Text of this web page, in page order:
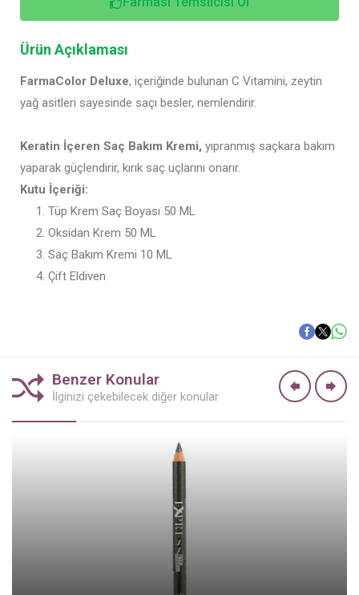
Ürün Açıklaması
FarmaColor Deluxe, içeriğinde bulunan C Vitamini, zeytin
yağ asitleri sayesinde saçı besler, nemlendirir.
Keratin İçeren Saç Bakım Kremi, yıpranmış saçkara bakım
yaparak güçlendirir, kırık saç uçlarını onarır.
Kutu İçeriği:
Tüp Krem Saç Boyası 50 ML
Oksidan Krem 50 ML
Saç Bakım Kremi 10 ML
Çift Eldiven
Benzer Konular
İlginizi çekebilecek diğer konular